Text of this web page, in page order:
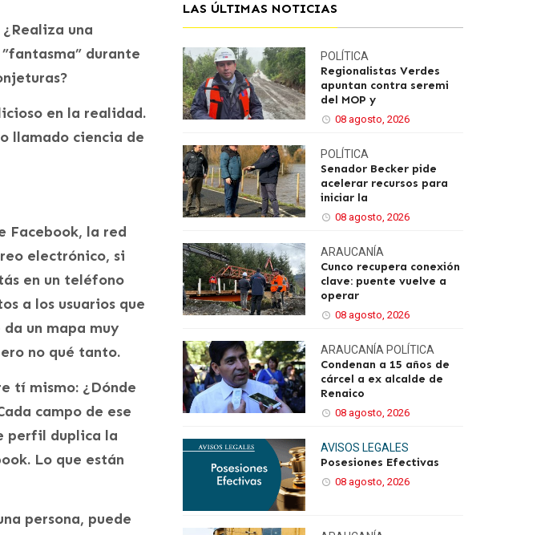
una
durante
en la realidad.
llamado ciencia de
Facebook, la red
electrónico, si
en un teléfono
a los usuarios que
un mapa muy
no qué tanto.
tí mismo: ¿Dónde
campo de ese
perfil duplica la
Lo que están
persona, puede
LAS ÚLTIMAS NOTICIAS
POLÍTICA
Regionalistas Verdes
apuntan contra seremi
del MOP y
08 agosto, 2026
POLÍTICA
Senador Becker pide
acelerar recursos para
iniciar la
08 agosto, 2026
ARAUCANÍA
Cunco recupera conexión
clave: puente vuelve a
operar
08 agosto, 2026
ARAUCANÍA POLÍTICA
Condenan a 15 años de
cárcel a ex alcalde de
Renaico
08 agosto, 2026
AVISOS LEGALES
Posesiones Efectivas
08 agosto, 2026